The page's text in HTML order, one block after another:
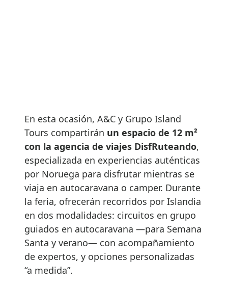
En esta ocasión, A&C y Grupo Island
Tours compartirán un espacio de 12 m²
con la agencia de viajes DisfRuteando,
especializada en experiencias auténticas
por Noruega para disfrutar mientras se
viaja en autocaravana o camper. Durante
la feria, ofrecerán recorridos por Islandia
en dos modalidades: circuitos en grupo
guiados en autocaravana —para Semana
Santa y verano— con acompañamiento
de expertos, y opciones personalizadas
“a medida”.